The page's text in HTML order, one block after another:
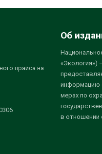
прайса на
Об
«Экология»)
информацию
мерах по
в отношении